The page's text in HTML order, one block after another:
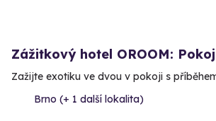
Zážitkový hotel OROOM:
Zažijte exotiku ve dvou v pokoji s
Brno (+ 1 další lokalita)